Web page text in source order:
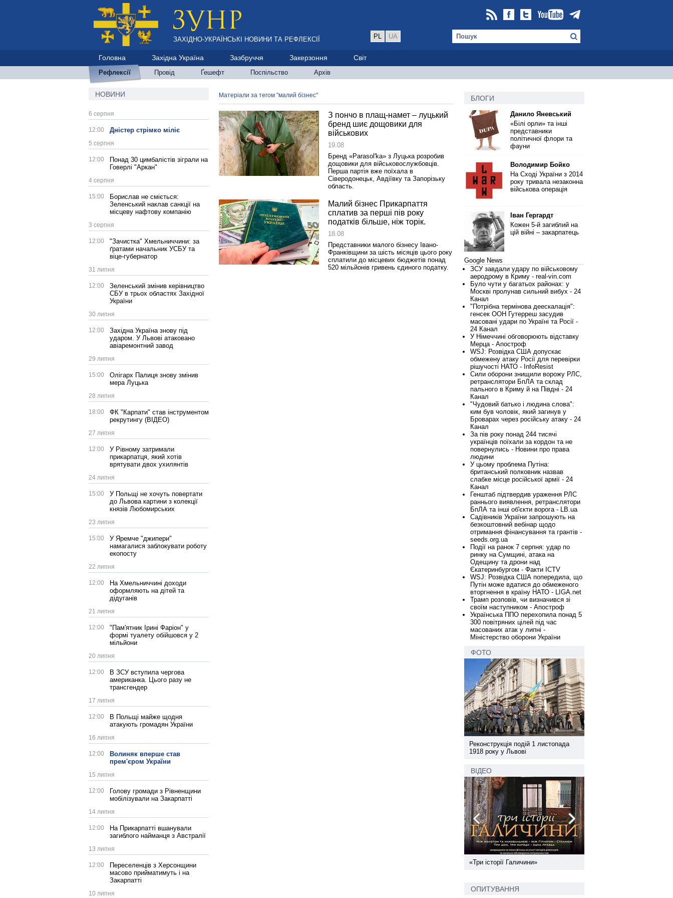
ЗАХІДНО-УКРАЇНСЬКІ НОВИНИ ТА РЕФЛЕКСІЇ PL UA
Головна Західна Україна Зазбруччя Закерзоння Світ
Рефлексії Провід Ґешефт Поспільство Архів
НОВИНИ
6 серпня
12:00 Дністер стрімко міліє
5 серпня
12:00
Понад 30 цимбалістів зіграли на
Говерлі "Аркан"
4 серпня
15:00
Борислав не сміється:
Зеленський наклав санкції на
місцеву нафтову компанію
3 серпня
12:00
"Зачистка" Хмельниччини: за
ґратами начальник УСБУ та
віце-губернатор
31 липня
12:00
Зеленський змінив керівництво
СБУ в трьох областях Західної
України
30 липня
12:00
Західна Україна знову під
ударом. У Львові атаковано
авіаремонтний завод
29 липня
15:00
Олігарх Палиця знову змінив
мера Луцька
28 липня
18:00
ФК "Карпати" став інструментом
рекрутингу (ВІДЕО)
27 липня
12:00
У Рівному затримали
прикарпатця, який хотів
врятувати двох ухилянтів
24 липня
15:00
У Польщі не хочуть повертати
до Львова картини з колекції
князів Любомирських
23 липня
15:00
У Яремче "джипери"
намагалися заблокувати роботу
екопосту
22 липня
12:00
На Хмельниччині доходи
оформляють на дітей та
дідуганів
21 липня
12:00
"Пам'ятник Ірині Фаріон" у
формі туалету обійшовся у 2
мільйони
20 липня
12:00
В ЗСУ вступила чергова
американка. Цього разу не
трансгендер
17 липня
12:00
В Польщі майже щодня
атакують громадян України
16 липня
12:00
Волиняк вперше став
прем'єром України
15 липня
12:00
Голову громади з Рівненщини
мобілізували на Закарпатті
14 липня
12:00
На Прикарпатті вшанували
загиблого найманця з Австралії
13 липня
12:00
Переселенців з Херсонщини
масово прийматимуть і на
Закарпатті
10 липня
Матеріали за тегом "малий бізнес"
З пончо в плащ-намет – луцький
бренд шиє дощовики для
військових
19.08
Бренд «Parasol'ka» з Луцька розробив
дощовики для військовослужбовців.
Перша партія вже поїхала в
Сіверодонецьк, Авдіївку та Запорізьку
область.
Малий бізнес Прикарпаття
сплатив за перші пів року
податків більше, ніж торік.
18.08
Представники малого бізнесу Івано-
Франківщини за шість місяців цього року
сплатили до місцевих бюджетів понад
520 мільйонів гривень єдиного податку.
БЛОГИ
Данило Яневський
«Білі орли» та інші
представники
політичної флори та
фауни
Володимир Бойко
На Сході України з 2014
року тривала незаконна
військова операція
Іван Гергардт
Кожен 5-й загиблий на
цій війні – закарпатець
Google News
ЗСУ завдали удару по військовому
аеродрому в Криму - real-vin.com
Було чути у багатьох районах: у
Москві пролунав сильний вибух - 24
Канал
"Потрібна термінова деескалація":
генсек ООН Гутерреш засудив
масовані удари по Україні та Росії -
24 Канал
У Німеччині обговорюють відставку
Мерца - Апостроф
WSJ: Розвідка США допускає
обмежену атаку Росії для перевірки
рішучості НАТО - InfoResist
Сили оборони знищили ворожу РЛС,
ретранслятори БпЛА та склад
пального в Криму й на Півдні - 24
Канал
"Чудовий батько і людина слова":
ким був чоловік, який загинув у
Броварах через російську атаку - 24
Канал
За пів року понад 244 тисячі
українців поїхали за кордон та не
повернулись - Новини про права
людини
У цьому проблема Путіна:
британський полковник назвав
слабке місце російської армії - 24
Канал
Генштаб підтвердив ураження РЛС
раннього виявлення, ретранслятори
БпЛА та інші об'єкти ворога - LB.ua
Садівників України запрошують на
безкоштовний вебінар щодо
отримання фінансування та грантів -
seeds.org.ua
Події на ранок 7 серпня: удар по
ринку на Сумщині, атака на
Одещину та дрони над
Єкатеринбургом - Факти ICTV
WSJ: Розвідка США попередила, що
Путін може вдатися до обмеженого
вторгнення в країну НАТО - LIGA.net
Трамп розповів, чи визначився зі
своїм наступником - Апостроф
Українська ППО перехопила понад 5
300 повітряних цілей під час
масованих атак у липні -
Міністерство оборони України
ФОТО
Реконструкція подій 1 листопада
1918 року у Львові
ВІДЕО
«Три історії Галичини»
ОПИТУВАННЯ